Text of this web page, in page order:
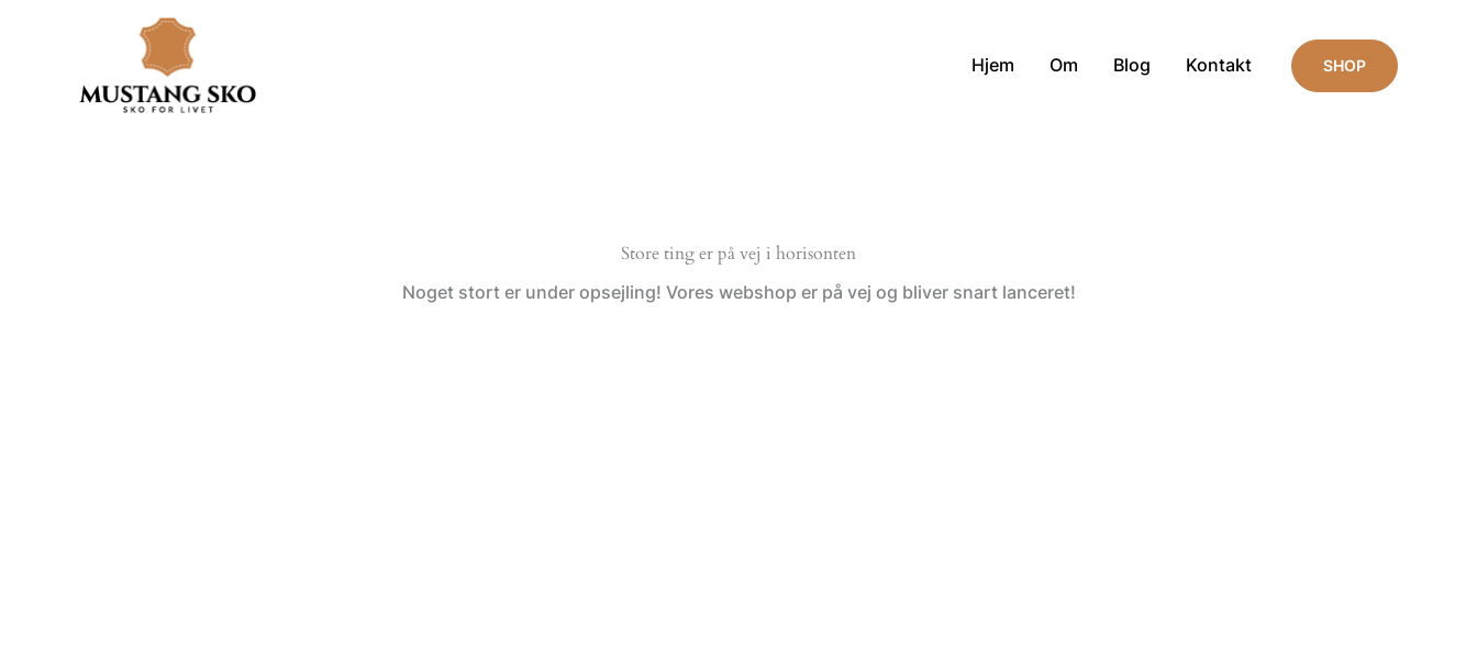
Hjem Om Blog Kontakt SHOP
Store ting er på vej i horisonten
Noget stort er under opsejling! Vores webshop er på vej og bliver snart lanceret!